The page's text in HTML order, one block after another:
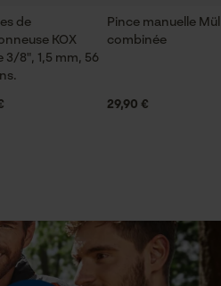
de
KOX
3/8", 1,5 mm, 56
Pince manuelle
combinée
29,90 €
les préférences
des données
Analytics